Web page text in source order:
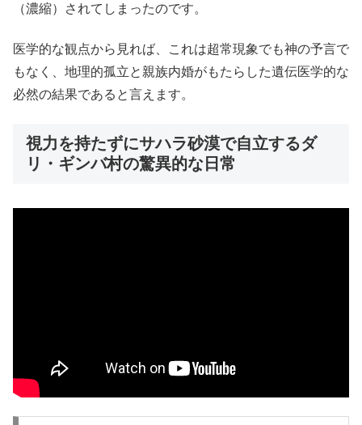
（濃縮）されてしまったのです。
医学的な観点から見れば、これは超常現象でも神の予言で
もなく、地理的孤立と親族内婚がもたらした遺伝医学的な
必然の結果であると言えます。
視力を持たずにサハラ砂漠で自立するダ
リ・ギンバ村の驚異的な日常